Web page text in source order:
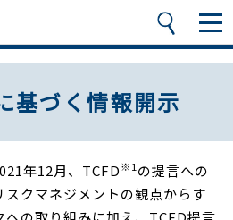
基づく情報開示
年12月、TCFD※1 の提言への
クマネジメントの観点からす